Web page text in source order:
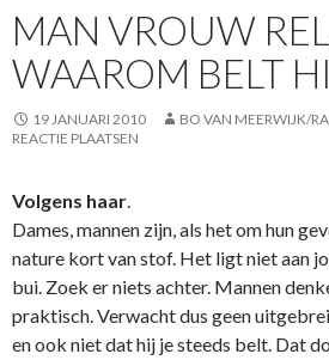
MAN VROUW
WAAROM BELT
19 JANUARI 2010 BO VAN MEERWIJK/
REACTIE PLAATSEN
Volgens haar.
Dames, mannen zijn, als het om hun
nature kort van stof. Het ligt niet aan
bui. Zoek er niets achter. Mannen
praktisch. Verwacht dus geen
en ook niet dat hij je steeds belt. Dat